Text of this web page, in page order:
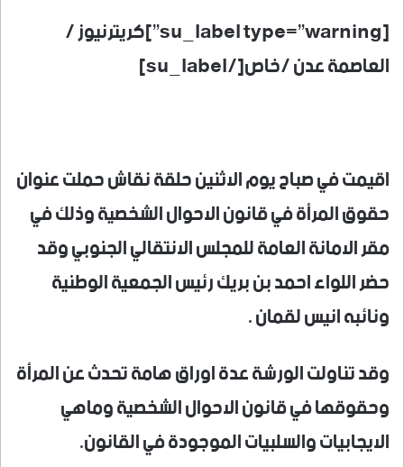
[su_label type=”warning”]كريترنيوز /
العاصمة عدن /خاص[/su_label]
اقيمت في صباح يوم الاثنين حلقة نقاش حملت عنوان
حقوق المرأة في قانون الاحوال الشخصية وذلك في
مقر الامانة العامة للمجلس الانتقالي الجنوبي وقد
حضر اللواء احمد بن بريك رئيس الجمعية الوطنية
ونائبه انيس لقمان .
وقد تناولت الورشة عدة اوراق هامة تحدث عن المرأة
وحقوقها في قانون الاحوال الشخصية وماهي
الايجابيات والسلبيات الموجودة في القانون.